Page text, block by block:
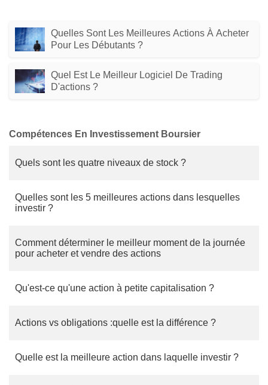
Quelles Sont Les Meilleures Actions À Acheter
Pour Les Débutants ?
Quel Est Le Meilleur Logiciel De Trading
D'actions ?
Compétences En Investissement Boursier
Quels sont les quatre niveaux de stock ?
Quelles sont les 5 meilleures actions dans lesquelles
investir ?
Comment déterminer le meilleur moment de la journée
pour acheter et vendre des actions
Qu'est-ce qu'une action à petite capitalisation ?
Actions vs obligations :quelle est la différence ?
Quelle est la meilleure action dans laquelle investir ?